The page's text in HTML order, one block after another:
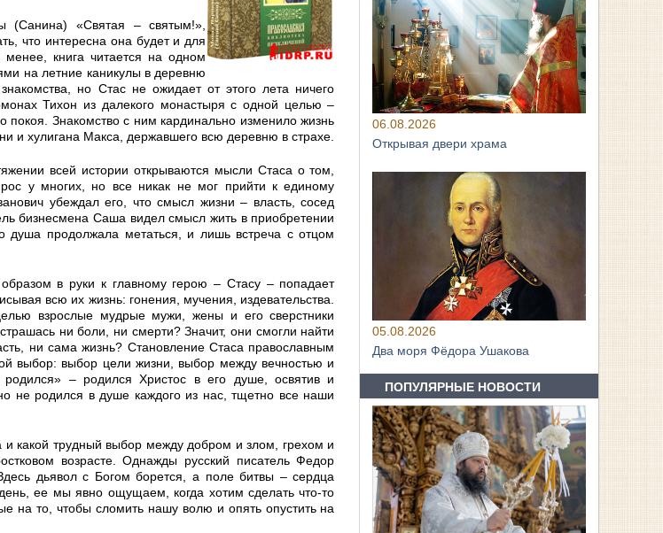
(Санина) «Святая – святым!»,
что интересна она будет и для
книга читается на одном
на летние каникулы в деревню
но Стас не ожидает от этого лета ничего
Тихон из далекого монастыря с одной целью –
Знакомство с ним кардинально изменило жизнь
и хулигана Макса, державшего всю деревню в страхе.
всей истории открываются мысли Стаса о том,
у многих, но все никак не мог прийти к единому
убеждал его, что смысл жизни – власть, сосед
бизнесмена Саша видел смысл жить в приобретении
душа продолжала метаться, и лишь встреча с отцом
в руки к главному герою – Стасу – попадает
всю их жизнь: гонения, мучения, издевательства.
взрослые мудрые мужи, жены и его сверстники
ни боли, ни смерти? Значит, они смогли найти
ни сама жизнь? Становление Стаса православным
выбор: выбор цели жизни, выбор между вечностью и
– родился Христос в его душе, освятив и
не родился в душе каждого из нас, тщетно все наши
и какой трудный выбор между добром и злом, грехом и
возрасте. Однажды русский писатель Федор
дьявол с Богом борется, а поле битвы – сердца
ее мы явно ощущаем, когда хотим сделать что-то
на то, чтобы сломить нашу волю и опять опустить на
06.08.2026
Открывая двери храма
05.08.2026
Два моря Фёдора Ушакова
ПОПУЛЯРНЫЕ НОВОСТИ